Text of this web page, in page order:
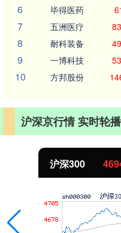
6 毕得医药
7 五洲医疗
8 耐科装备
9 一博科技
10 方邦股份
沪深京行情 实时轮播
沪深300